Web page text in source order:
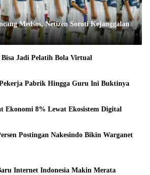
Medsos, Netizen Soroti Kejanggalan
Jadi Pelatih Bola Virtual
Pabrik Hingga Guru Ini Buktinya
Ekonomi 8% Lewat Ekosistem Digital
Postingan Nakesindo Bikin Warganet
Internet Indonesia Makin Merata